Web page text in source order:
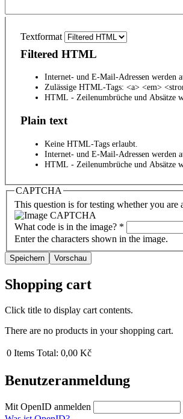
Textformat
Filtered HTML
Internet- und E-Mail-Adressen werden
Zulässige HTML-Tags: <a> <em>
HTML - Zeilenumbrüche und Absätze
Plain text
Keine HTML-Tags erlaubt.
Internet- und E-Mail-Adressen werden
HTML - Zeilenumbrüche und Absätze
CAPTCHA
This question is for testing whether you are
What code is in the image? *
Enter the characters shown in the image.
Shopping cart
Click title to display cart contents.
There are no products in your shopping cart.
0 Items Total: 0,00 Kč
Benutzeranmeldung
Mit OpenID anmelden